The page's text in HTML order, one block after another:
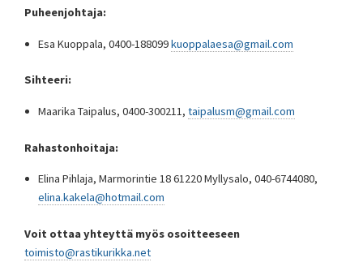
Puheenjohtaja:
Esa Kuoppala, 0400-188099kuoppalaesa@gmail.com
Sihteeri:
Maarika Taipalus, 0400-300211,taipalusm@gmail.com
Rahastonhoitaja:
Elina Pihlaja, Marmorintie 18 61220 Myllysalo, 040-6744080,
elina.kakela@hotmail.com
Voit ottaa yhteyttä myös osoitteeseen
toimisto@rastikurikka.net